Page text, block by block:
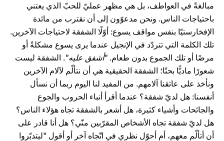
مبالغةً في العواطف، بل هي مظهر عمليّ للحبّ الذي يعتني
باحتياجات الناس. ونحن مدعوّون إلى أن نقترب من مائدة
الإفخارستيّا بنفس مواقف يسوع: أوّلًا الشفقة لاحتياجات الآخرين.
تلك الكلمة التي تتردّد في الإنجيل عندما يرى يسوع مشكلةً أو
مرضًا أو تلك الجموع بدون طعام. "أشفق عليه". الشفقة ليست
شعورًا ماديًّا بحتًا؛ الشفقة الحقيقية هي أن نتألّم لآلام الآخرين
ونأخذ على عاتقنا آلامهم. من المفيد لنا اليوم ربما أن نسأل
أنفسنا: هل لديّ شفقة؟ عندما أقرأ أنباء الحروب والجوع
والجائحات وأشياء كثيرة، هل أشعر بالشفقة تجاه هؤلاء الناس؟
هل لديّ شفقة تجاه الأشخاص المقرّبين منّي؟ هل أنا قادر على
أن أتألّم معهم، أم أحوّل نظري في اتّجاه آخر أو أقول "ليتدبّروا